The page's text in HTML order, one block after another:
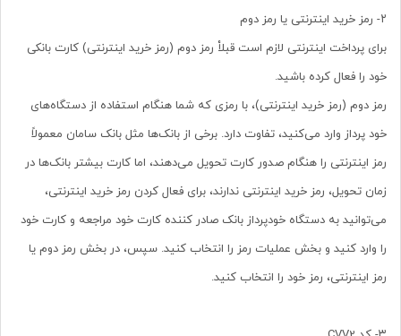
۲- رمز خرید اینترنتی یا رمز دوم
برای پرداخت اینترنتی لازم است قبلاْ رمز دوم (رمز خرید اینترنتی) کارت بانکی
خود را فعال کرده باشید.
رمز دوم (رمز خرید اینترنتی)، با رمزی که شما هنگام استفاده از دستگاه‌‏های
خود پرداز وارد می‌کنید، تفاوت دارد. برخی از بانک‌ها مثل بانک سامان معمولاً
رمز اینترنتی را هنگام صدور کارت تحویل می‌دهند، اما کارت بیشتر بانک‏‌ها در
زمان تحویل، رمز خرید اینترنتی ندارند، برای فعال کردن رمز خرید اینترنتی،
می‏‌توانید به دستگاه خودپرداز بانک صادر کننده کارت خود مراجعه و کارت خود
را وارد کنید و بخش عملیات رمز را انتخاب کنید. سپس، در بخش رمز دوم یا
رمز اینترنتی، رمز خود را انتخاب کنید.